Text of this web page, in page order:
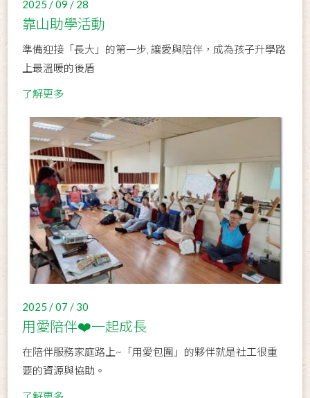
2025 / 09 / 28
靠山助學活動
準備迎接「長大」的第一步, 讓愛與陪伴，成為孩子升學路
上最溫暖的後盾
了解更多
2025 / 07 / 30
用愛陪伴❤️一起成長
在陪伴服務家庭路上~「用愛包圍」的夥伴就是社工很重
要的資源與協助。